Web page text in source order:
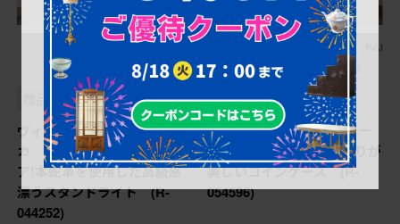
¥380,600 (税込)
商品番号 R-044252
ヴィンテージ照明 アメリ
カ ローズウッド材 激レ
ア!本蛇革を使用した高級感
漂うスタンドライト (R-
044252)
¥149,600 (税込)
¥104,720 (税込)
商品番号 R-054596
希少! ヨーロッパビンテー
ジ 細部まで凝ったつくりが
美しいコインケース (R-
054596)